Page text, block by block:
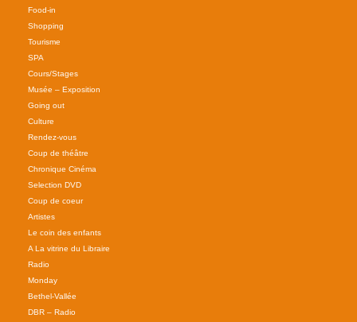
Food-in
Shopping
Tourisme
SPA
Cours/Stages
Musée – Exposition
Going out
Culture
Rendez-vous
Coup de théâtre
Chronique Cinéma
Selection DVD
Coup de coeur
Artistes
Le coin des enfants
A La vitrine du Libraire
Radio
Monday
Bethel-Vallée
DBR – Radio